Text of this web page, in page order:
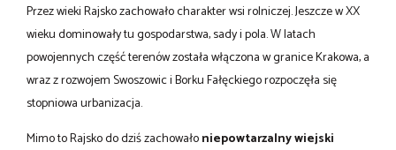
Przez wieki Rajsko zachowało charakter wsi rolniczej. Jeszcze w XX
wieku dominowały tu gospodarstwa, sady i pola. W latach
powojennych część terenów została włączona w granice Krakowa, a
wraz z rozwojem Swoszowic i Borku Fałęckiego rozpoczęła się
stopniowa urbanizacja.
Mimo to Rajsko do dziś zachowałoniepowtarzalny wiejski